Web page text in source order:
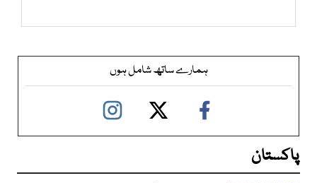
ہمارے ساتھ شامل ہوں
پاکستان